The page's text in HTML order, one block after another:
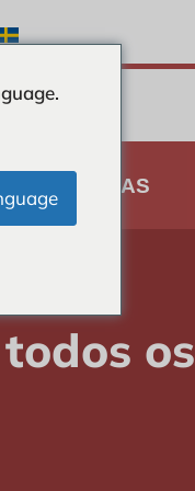
E DICAS
segredos
os